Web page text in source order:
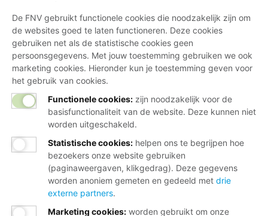
De FNV gebruikt functionele cookies die noodzakelijk zijn om
de websites goed te laten functioneren. Deze cookies
gebruiken net als de statistische cookies geen
persoonsgegevens. Met jouw toestemming gebruiken we ook
marketing cookies. Hieronder kun je toestemming geven voor
het gebruik van cookies.
Functionele cookies: zijn noodzakelijk voor de
basisfunctionaliteit van de website. Deze kunnen niet
worden uitgeschakeld.
Statistische cookies: helpen ons te begrijpen hoe
bezoekers onze website gebruiken
(paginaweergaven, klikgedrag). Deze gegevens
worden anoniem gemeten en gedeeld met drie
externe partners.
Marketing cookies: worden gebruikt om onze